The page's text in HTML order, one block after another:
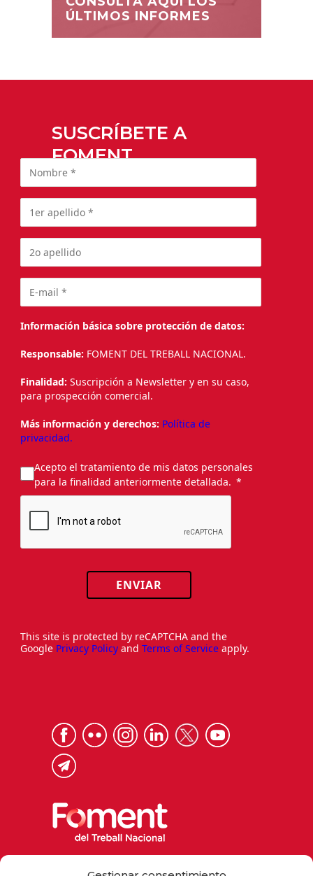
ÚLTIMOS INFORMES
SUSCRÍBETE A
FOMENT
Información básica sobre protección de datos:
Responsable: FOMENT DEL TREBALL NACIONAL.
Finalidad: Suscripción a Newsletter y en su caso,
para prospección comercial.
Más información y derechos: Política de
privacidad.
Acepto el tratamiento de mis datos personales
para la finalidad anteriormente detallada.
ENVIAR
This site is protected by reCAPTCHA and the
Google Privacy Policy and Terms of Service apply.